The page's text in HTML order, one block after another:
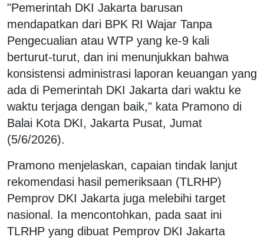
"Pemerintah DKI Jakarta barusan
mendapatkan dari BPK RI Wajar Tanpa
Pengecualian atau WTP yang ke-9 kali
berturut-turut, dan ini menunjukkan bahwa
konsistensi administrasi laporan keuangan yang
ada di Pemerintah DKI Jakarta dari waktu ke
waktu terjaga dengan baik," kata Pramono di
Balai Kota DKI, Jakarta Pusat, Jumat
(5/6/2026).
Pramono menjelaskan, capaian tindak lanjut
rekomendasi hasil pemeriksaan (TLRHP)
Pemprov DKI Jakarta juga melebihi target
nasional. Ia mencontohkan, pada saat ini
TLRHP yang dibuat Pemprov DKI Jakarta